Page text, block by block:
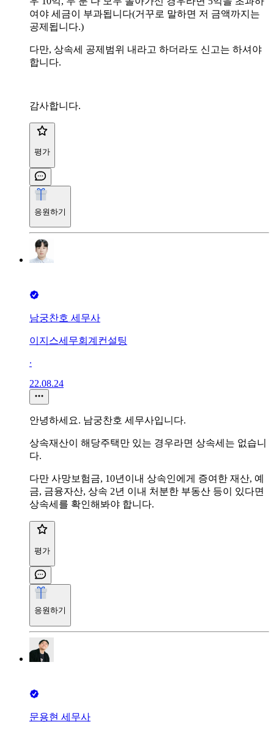
여야 세금이 부과됩니다(거꾸로 말하면 저 금액까지는
공제됩니다.)
다만, 상속세 공제범위 내라고 하더라도 신고는 하셔야
합니다.
감사합니다.
평가
응원하기
남궁찬호 세무사
이지스세무회계컨설팅
∙
22.08.24
안녕하세요. 남궁찬호 세무사입니다.
상속재산이 해당주택만 있는 경우라면 상속세는 없습니
다.
다만 사망보험금, 10년이내 상속인에게 증여한 재산, 예
금, 금융자산, 상속 2년 이내 처분한 부동산 등이 있다면
상속세를 확인해봐야 합니다.
평가
응원하기
문용현 세무사